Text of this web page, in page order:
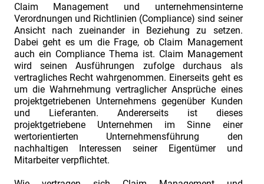
Claim Management und unternehmensinterne
Verordnungen und Richtlinien (Compliance) sind seiner
Ansicht nach zueinander in Beziehung zu setzen.
Dabei geht es um die Frage, ob Claim Management
auch ein Compliance Thema ist. Claim Management
wird seinen Ausführungen zufolge durchaus als
vertragliches Recht wahrgenommen. Einerseits geht es
um die Wahrnehmung vertraglicher Ansprüche eines
projektgetriebenen Unternehmens gegenüber Kunden
und Lieferanten. Andererseits ist dieses
projektgetriebene Unternehmen im Sinne einer
wertorientierten Unternehmensführung den
nachhaltigen Interessen seiner Eigentümer und
Mitarbeiter verpflichtet.
Hagel.
Thema:
„Schwert
oder
Gespräch?
Das
richtige
Streitbeilegungsinstrument
wählen"
INDUSTRIEFOKUS